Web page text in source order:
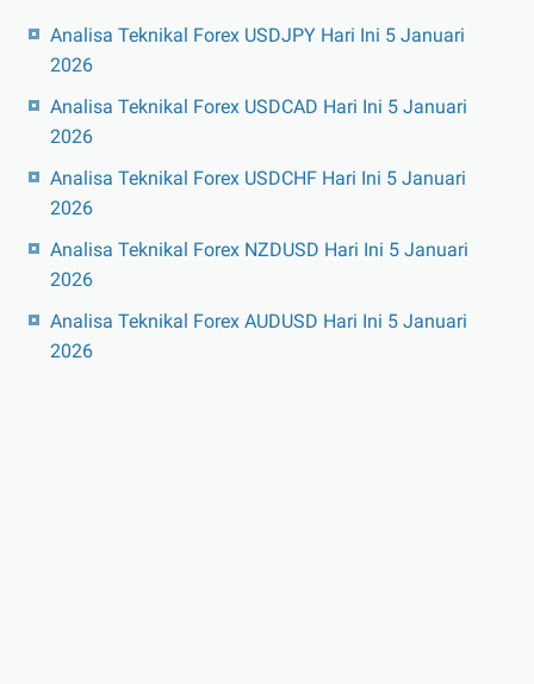
Analisa Teknikal Forex USDJPY Hari Ini 5 Januari
2026
Analisa Teknikal Forex USDCAD Hari Ini 5 Januari
2026
Analisa Teknikal Forex USDCHF Hari Ini 5 Januari
2026
Analisa Teknikal Forex NZDUSD Hari Ini 5 Januari
2026
Analisa Teknikal Forex AUDUSD Hari Ini 5 Januari
2026